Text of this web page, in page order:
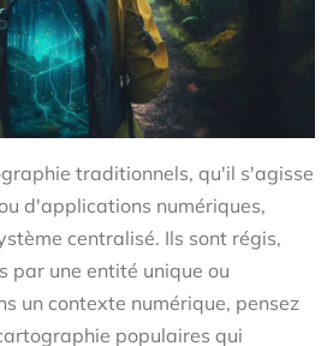
traditionnels, qu'il s'agisse
d'applications numériques,
centralisé. Ils sont régis,
par une entité unique ou
un contexte numérique, pensez
populaires qui